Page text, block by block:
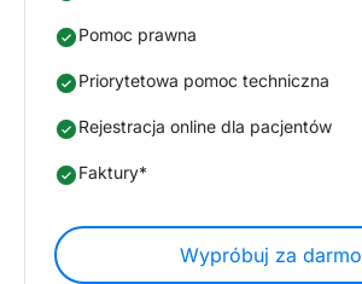
Pomoc prawna
Priorytetowa pomoc techniczna
Rejestracja online dla pacjentów
Faktury*
Wypróbuj za darmo